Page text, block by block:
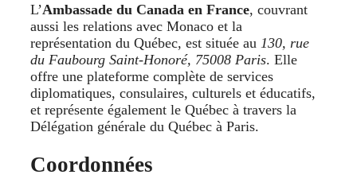
L’Ambassade du Canada en France, couvrant
aussi les relations avec Monaco et la
représentation du Québec, est située au 130, rue
du Faubourg Saint‑Honoré, 75008 Paris. Elle
offre une plateforme complète de services
diplomatiques, consulaires, culturels et éducatifs,
et représente également le Québec à travers la
Délégation générale du Québec à Paris.
Coordonnées